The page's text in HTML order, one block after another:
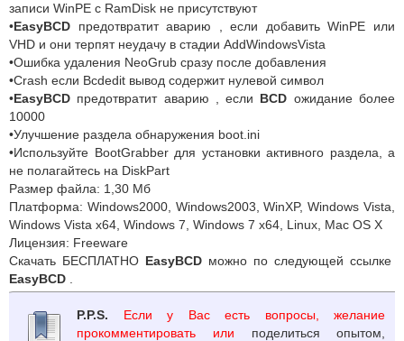
записи WinPE с RamDisk не присутствуют
•EasyBCD предотвратит аварию , если добавить WinPE или
VHD и они терпят неудачу в стадии AddWindowsVista
•Ошибка удаления NeoGrub сразу после добавления
•Crash если Bcdedit вывод содержит нулевой символ
•EasyBCD предотвратит аварию , если BCD ожидание более
10000
•Улучшение раздела обнаружения boot.ini
•Используйте BootGrabber для установки активного раздела, а
не полагайтесь на DiskPart
Размер файла: 1,30 Мб
Платформа: Windows2000, Windows2003, WinXP, Windows Vista,
Windows Vista x64, Windows 7, Windows 7 x64, Linux, Mac OS X
Лицензия: Freeware
Скачать БЕСПЛАТНО EasyBCD можно по следующей ссылке
EasyBCD
P.P.S.
Если у Вас есть вопросы, желание
прокомментировать или поделиться опытом,